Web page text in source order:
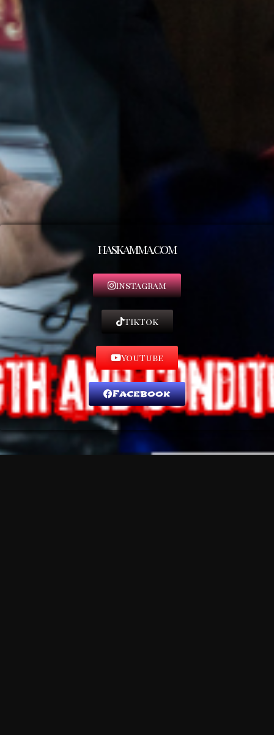
haskamma.com
Instagram
TikTok
YouTube
Facebook